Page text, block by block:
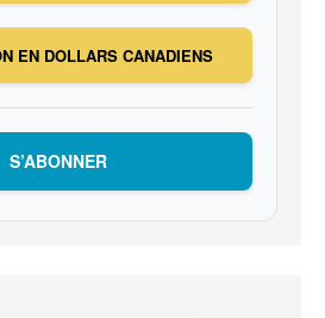
EN DOLLARS CANADIENS
S’ABONNER